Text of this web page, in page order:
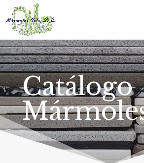
Catálogo